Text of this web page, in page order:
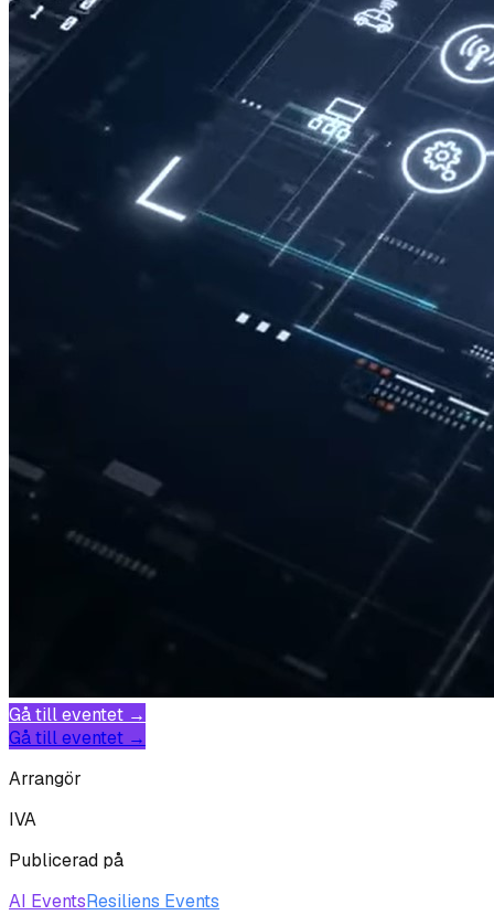
Gå till eventet →
Gå till eventet →
Arrangör
IVA
Publicerad på
AI EventsResiliens Events